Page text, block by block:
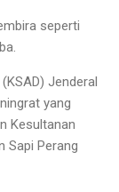
seperti
Jenderal
yang
Kesultanan
Sapi Perang